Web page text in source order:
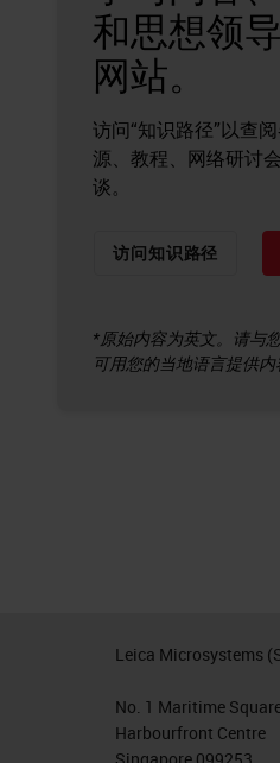
和思想领
网站。
访问“知识路径”以查
源、教程、网络研讨
谈。
访问知识路径
*原始内容为英文。请与
可用您的当地语言提供内
Leica Microsystems
No. 1 Maritime
Harbourfront Centre